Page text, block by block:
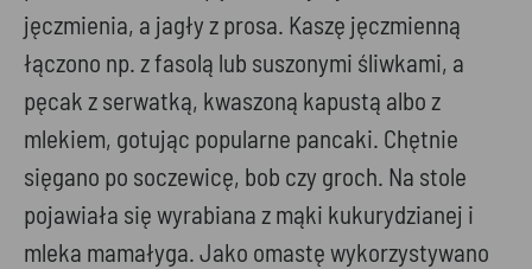
jęczmienia, a jagły z prosa. Kaszę jęczmienną
łączono np. z fasolą lub suszonymi śliwkami, a
pęcak z serwatką, kwaszoną kapustą albo z
mlekiem, gotując popularne pancaki. Chętnie
sięgano po soczewicę, bob czy groch. Na stole
pojawiała się wyrabiana z mąki kukurydzianej i
mleka mamałyga. Jako omastę wykorzystywano